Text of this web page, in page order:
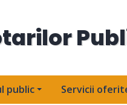
public Servicii